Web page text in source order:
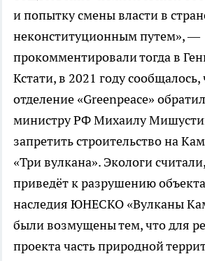
и попытку смены власти в
неконституционным путем», —
прокомментировали тогда в
Кстати, в 2021 году сообщалось,
отделение «Greenpeace»
министру РФ Михаилу
запретить строительство на
«Три вулкана». Экологи
приведёт к разрушению
наследия ЮНЕСКО «Вулканы
были возмущены тем, что для
проекта часть природной